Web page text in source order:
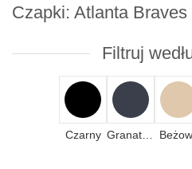
Czapki: Atlanta Braves
Filtruj
Czarny